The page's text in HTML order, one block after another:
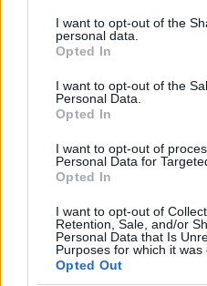
not limited to your visit or
grant or deny consent to
use your data for below
consent section.
I want to opt-out of the
personal data.
Opted In
I want to opt-out of the
Personal Data.
Opted In
I want to opt-out of
Personal Data for
Opted In
I want to opt-out of
Retention, Sale, and/or
Personal Data that Is
Purposes for which it was
Opted Out
HÍRADÓ #
BUDAPEST #PARKOLÁS
FIZETŐS PARKOLÓ